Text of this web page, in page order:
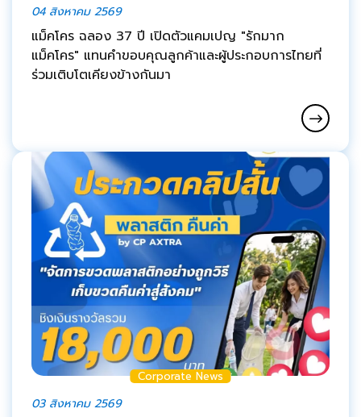
04 สิงหาคม 2569
แม็คโคร ฉลอง 37 ปี เปิดตัวแคมเปญ "รักมาก
แม็คโคร" แทนคำขอบคุณลูกค้าและผู้ประกอบการไทยที่
ร่วมเติบโตเคียงข้างกันมา
Corporate News
03 สิงหาคม 2569